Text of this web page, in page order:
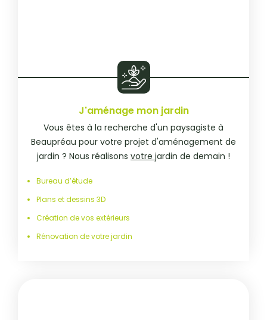
J'aménage mon jardin
Vous êtes à la recherche d'un paysagiste à
Beaupréau pour votre projet d'aménagement de
jardin ? Nous réalisons votre jardin de demain !
Bureau d’étude
Plans et dessins 3D
Création de vos extérieurs
Rénovation de votre jardin